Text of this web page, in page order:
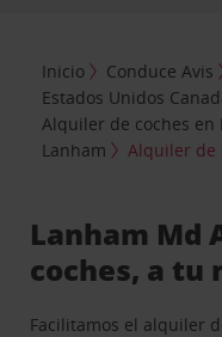
Inicio Conduce Avis
Estados Unidos
Alquiler de coches en
Lanham
Alquiler de
Lanham Md
coches, a tu
Facilitamos el alquiler